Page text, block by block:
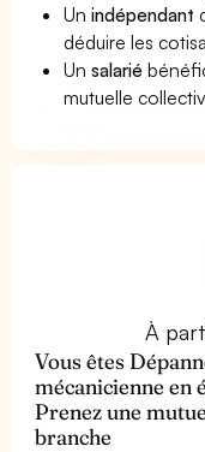
Unindépendant
déduire les
Unsalarié
mutuelle
À
Vous êtes
mécanicienne en
Prenez une
branche